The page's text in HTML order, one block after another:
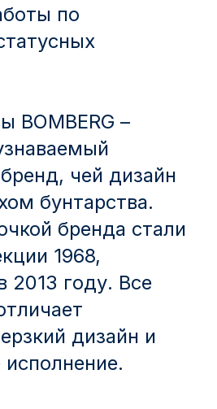
по
BOMBERG –
чей дизайн
бунтарства.
бренда стали
1968,
2013 году. Все
дизайн и
исполнение.